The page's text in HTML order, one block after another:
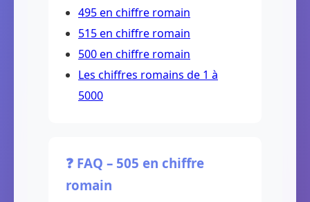
495 en chiffre romain
515 en chiffre romain
500 en chiffre romain
Les chiffres romains de 1 à
5000
❓ FAQ – 505 en chiffre
romain